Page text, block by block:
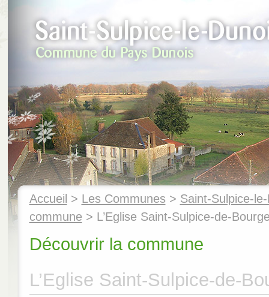
Accueil > Les Communes > Saint-Sulpice-
commune > L’Eglise Saint-Sulpice-de-
Découvrir la commune
L’Eglise Saint-Sulpice-de-